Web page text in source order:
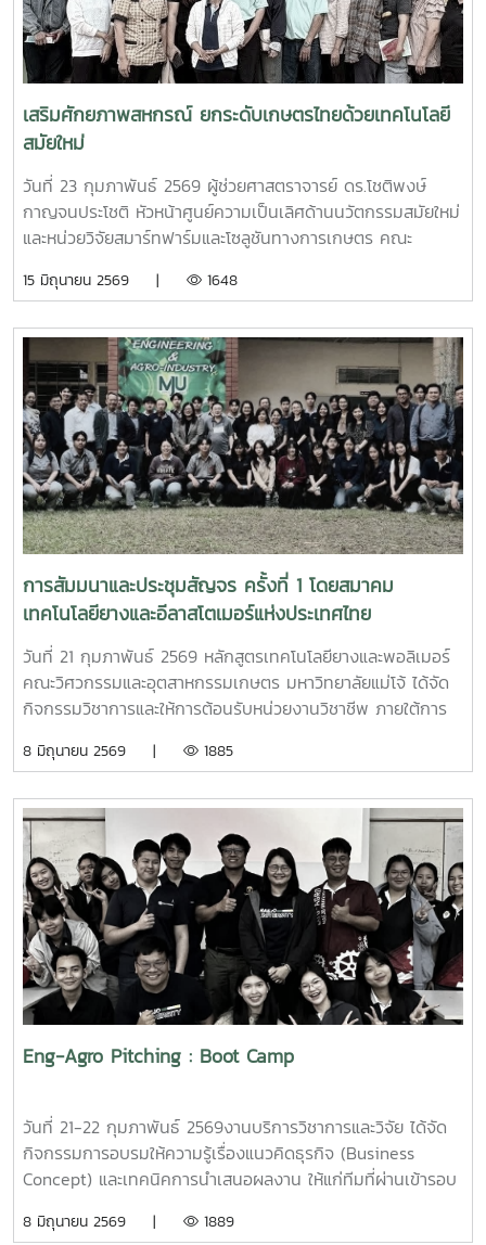
โจ้https://www.facebook.com/share/16hmGBw5Zy/
ต่อการเปลี่ยนแปลงของอุตสาหกรรมยุค 4.0กิจกรรมดังกล่าวมุ่ง
เน้นการเรียนรู้แบบ Project-Based Learning เปิดโอกาสให้
นักศึกษาได้ลงมือปฏิบัติจริง ตั้งแต่การเก็บรวบรวมข้อมูล การเต
รียมชุดข้อมูล การฝึกสอนโมเดลปัญญาประดิษฐ์ การเขียน
โปรแกรมภาษา Python และ C++ ตลอดจนการประยุกต์ใช้
ควบคุมระบบสายพานคัดแยกอัตโนมัติแบบครบวงจรโครงการนี้
นับเป็นอีกหนึ่งกิจกรรมสำคัญที่ช่วยเสริมสร้างทักษะการคิด
วิเคราะห์ การแก้ปัญหา และการทำงานเป็นทีม อันเป็นพื้นฐาน
ของการพัฒนาวิศวกรเกษตรคุณภาพ เพื่อรองรับการพัฒนา
ยั่งยืนhttps://www.facebook.com/share/v/1Q1JxW3bQs/Cr:อา
เสริมศักยภาพสหกรณ์ ยกระดับเกษตรไทยด้วยเทคโนโลยี
สมัยใหม่
วันที่ 23 กุมภาพันธ์ 2569 ผู้ช่วยศาสตราจารย์ ดร.โชติพงษ์
กาญจนประโชติ หัวหน้าศูนย์ความเป็นเลิศด้านนวัตกรรมสมัยใหม่
และหน่วยวิจัยสมาร์ทฟาร์มและโซลูชันทางการเกษตร คณะ
เป็นวิทยากรในโครงการประชุมเชิงปฏิบัติการ เรื่อง “การสร้าง
จัดหาเครื่องจักรกลทางการเกษตร” ประจำปีงบประมาณ พ.ศ.
2569โครงการดังกล่าวจัดโดยสำนักงานสหกรณ์จังหวัดลำพูน ณ
สหกรณ์การเกษตรแม่ทา จำกัด ตำบลทาสบเส้า อำเภอแม่ทา
จังหวัดลำพูน โดยมีคณะกรรมการสหกรณ์ สมาชิกสหกรณ์ และ
เจ้าหน้าที่ที่เกี่ยวข้องเข้าร่วมกิจกรรมในการนี้ ผู้ช่วยศาสตราจารย์
ดร.โชติพงษ์ กาญจนประโชติ ได้บรรยายให้ความรู้ในหัวข้อ “การ
ใช้เทคโนโลยีสำหรับการทำการเกษตรสมัยใหม่ (Modern
Agriculture) และเครื่องจักรกล/เครื่องทุ่นแรงทางการเกษตร”
เพื่อถ่ายทอดองค์ความรู้ด้านเทคโนโลยีและนวัตกรรมที่ช่วยเพิ่ม
ประสิทธิภาพการผลิต ลดต้นทุน และยกระดับการบริหารจัดการ
ด้านเครื่องจักรกลทางการเกษตรของสหกรณ์ให้สามารถตอบ
สนองความต้องการของสมาชิกได้อย่างมีประสิทธิภาพและยั่งยืน
15 มิถุนายน 2569 | 1648
การสัมมนาและประชุมสัญจร ครั้งที่ 1 โดยสมาคม
เทคโนโลยียางและอีลาสโตเมอร์แห่งประเทศไทย
วันที่ 21 กุมภาพันธ์ 2569 หลักสูตรเทคโนโลยียางและพอลิเมอร์
คณะวิศวกรรมและอุตสาหกรรมเกษตร มหาวิทยาลัยแม่โจ้ ได้จัด
กิจกรรมวิชาการและให้การต้อนรับหน่วยงานวิชาชีพ ภายใต้การ
ลาสโตเมอร์แห่งประเทศไทย โดยได้รับเกียรติจาก ผู้ช่วย
และอุตสาหกรรมเกษตร ให้การต้อนรับคณะผู้ทรงคุณวุฒิอย่าง
เป็นทางการในช่วงเช้า คณาจารย์จาก มหาวิทยาลัยสงขลา
นครินทร์ ได้แก่ รองศาสตราจารย์ ดร.เจริญ นาคะสรรค์ รอง
ศาสตราจารย์ ดร.กรรณิการ์ สหกะโร และรองศาสตราจารย์
ดร.เอกวิภู กาลกรณ์สุรปราณี ได้บรรยายและแลกเปลี่ยน
ประสบการณ์ด้านอุตสาหกรรมยางและพอลิเมอร์ พร้อมสะท้อน
แนวโน้มตลาดแรงงานที่ยังคงมีความต้องการบุคลากรอย่างต่อ
เนื่อง โดยเน้นย้ำความสำคัญของการมีความรู้เชิงลึก ทักษะการ
ปฏิบัติที่เข้มแข็ง และการเรียนรู้อย่างต่อเนื่องตลอดชีวิต เพื่อ
สร้างความมั่นคงในวิชาชีพนอกจากนี้ สมาคมฯ ยังได้ถ่ายทอด
องค์ความรู้เกี่ยวกับแนวโน้มตลาดงานด้านเทคโนโลยียางและพอลิ
พัฒนาทักษะที่สอดคล้องกับความต้องการของภาคอุตสาหกรรม
พร้อมทั้งเข้าเยี่ยมชมอาคารปฏิบัติการของหลักสูตร เพื่อแลก
เปลี่ยนความคิดเห็นด้านการจัดการเรียนการสอนและศักยภาพ
มืออันเข้มแข็งระหว่างสถาบันการศึกษาและองค์กรวิชาชีพ อันเป็น
8 มิถุนายน 2569 | 1885
Eng-Agro Pitching : Boot Camp
วันที่ 21-22 กุมภาพันธ์ 2569งานบริการวิชาการและวิจัย ได้จัด
กิจกรรมการอบรมให้ความรู้เรื่องแนวคิดธุรกิจ (Business
Concept) และเทคนิคการนำเสนอผลงาน ให้แก่ทีมที่ผ่านเข้ารอบ
เรียนรวมสาขาวิศวกรรมศาสตร์โดยได้รับเกียรติจากวิทยากร และ
8 มิถุนายน 2569 | 1889